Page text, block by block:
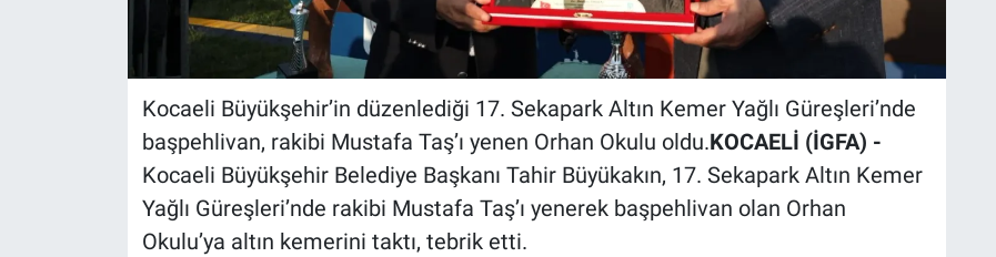
Kocaeli Büyükşehir’in düzenlediği 17. Sekapark Altın Kemer Yağlı Güreşleri’nde
başpehlivan, rakibi Mustafa Taş’ı yenen Orhan Okulu oldu.KOCAELİ (İGFA) -
Kocaeli Büyükşehir Belediye Başkanı Tahir Büyükakın, 17. Sekapark Altın Kemer
Yağlı Güreşleri’nde rakibi Mustafa Taş’ı yenerek başpehlivan olan Orhan
Okulu’ya altın kemerini taktı, tebrik etti.